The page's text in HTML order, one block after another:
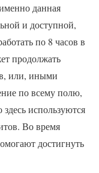
данная
и доступной,
по 8 часов в
продолжать
или, иными
по всему полю,
здесь используются
Во время
достигнуть